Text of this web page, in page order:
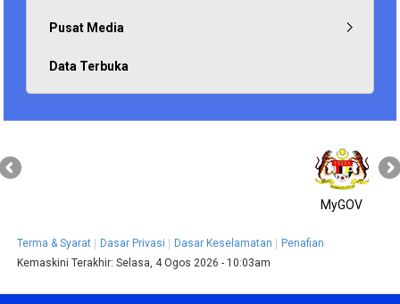
Pusat Media
Data Terbuka
MyGOV
Terma & Syarat Dasar Privasi Dasar Keselamatan
Penafian
Kemaskini Terakhir:Selasa, 4 Ogos 2026 - 10:03am